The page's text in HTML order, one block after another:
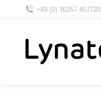
+49 (0) 36257 457720